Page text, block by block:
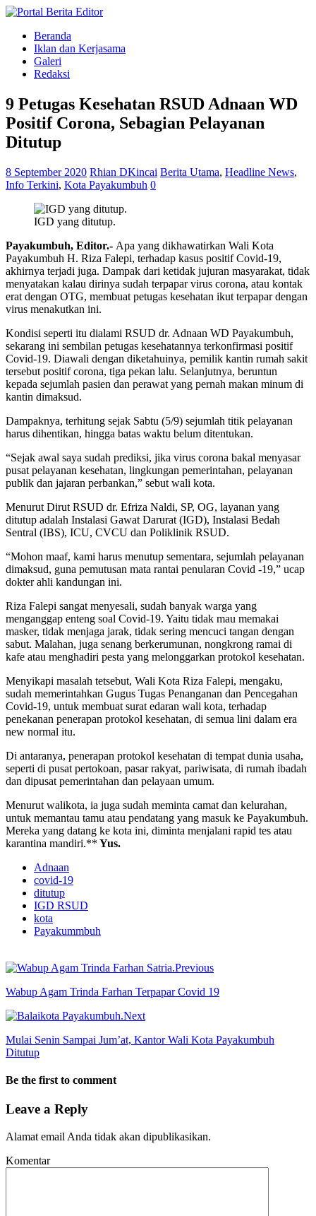
Beranda
Iklan dan Kerjasama
Galeri
Redaksi
9 Petugas Kesehatan RSUD Adnaan WD
Positif Corona, Sebagian Pelayanan
Ditutup
8 September 2020 Rhian DKincai Berita Utama, Headline News,
Info Terkini, Kota Payakumbuh 0
IGD yang ditutup.
Payakumbuh, Editor.- Apa yang dikhawatirkan Wali Kota
Payakumbuh H. Riza Falepi, terhadap kasus positif Covid-19,
akhirnya terjadi juga. Dampak dari ketidak jujuran masyarakat, tidak
menyatakan kalau dirinya sudah terpapar virus corona, atau kontak
erat dengan OTG, membuat petugas kesehatan ikut terpapar dengan
virus menakutkan ini.
Kondisi seperti itu dialami RSUD dr. Adnaan WD Payakumbuh,
sekarang ini sembilan petugas kesehatannya terkonfirmasi positif
Covid-19. Diawali dengan diketahuinya, pemilik kantin rumah sakit
tersebut positif corona, tiga pekan lalu. Selanjutnya, beruntun
kepada sejumlah pasien dan perawat yang pernah makan minum di
kantin dimaksud.
Dampaknya, terhitung sejak Sabtu (5/9) sejumlah titik pelayanan
harus dihentikan, hingga batas waktu belum ditentukan.
“Sejak awal saya sudah prediksi, jika virus corona bakal menyasar
pusat pelayanan kesehatan, lingkungan pemerintahan, pelayanan
publik dan jajaran perbankan,” sebut wali kota.
Menurut Dirut RSUD dr. Efriza Naldi, SP, OG, layanan yang
ditutup adalah Instalasi Gawat Darurat (IGD), Instalasi Bedah
Sentral (IBS), ICU, CVCU dan Poliklinik RSUD.
“Mohon maaf, kami harus menutup sementara, sejumlah pelayanan
dimaksud, guna pemutusan mata rantai penularan Covid -19,” ucap
dokter ahli kandungan ini.
Riza Falepi sangat menyesali, sudah banyak warga yang
menganggap enteng soal Covid-19. Yaitu tidak mau memakai
masker, tidak menjaga jarak, tidak sering mencuci tangan dengan
sabut. Malahan, juga senang berkerumunan, nongkrong ramai di
kafe atau menghadiri pesta yang melonggarkan protokol kesehatan.
Menyikapi masalah tetsebut, Wali Kota Riza Falepi, mengaku,
sudah memerintahkan Gugus Tugas Penanganan dan Pencegahan
Covid-19, untuk membuat surat edaran wali kota, terhadap
penekanan penerapan protokol kesehatan, di semua lini dalam era
new normal itu.
Di antaranya, penerapan protokol kesehatan di tempat dunia usaha,
seperti di pusat pertokoan, pasar rakyat, pariwisata, di rumah ibadah
dan dipusat pemerintahan dan pelayaan umum.
Menurut walikota, ia juga sudah meminta camat dan kelurahan,
untuk memantau tamu atau pendatang yang masuk ke Payakumbuh.
Mereka yang datang ke kota ini, diminta menjalani rapid tes atau
karantina mandiri.** Yus.
Adnaan
covid-19
ditutup
IGD RSUD
kota
Payakummbuh
Previous
Wabup Agam Trinda Farhan Terpapar Covid 19
Next
Mulai Senin Sampai Jum’at, Kantor Wali Kota Payakumbuh
Ditutup
Be the first to comment
Leave a Reply
Alamat email Anda tidak akan dipublikasikan.
Komentar